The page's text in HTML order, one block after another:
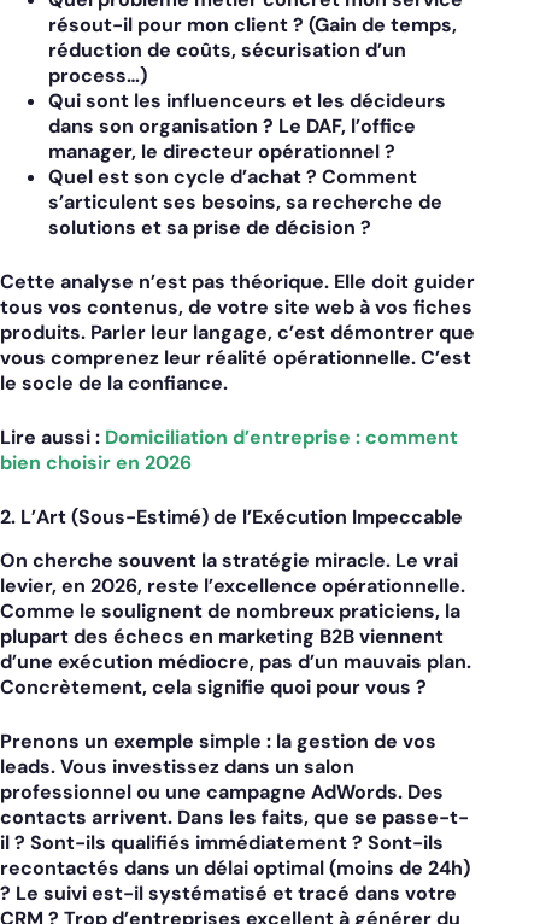
résout-il pour mon client ? (Gain de temps,
réduction de coûts, sécurisation d’un
process…)
Qui sont les influenceurs et les décideurs
dans son organisation ? Le DAF, l’office
manager, le directeur opérationnel ?
Quel est son cycle d’achat ? Comment
s’articulent ses besoins, sa recherche de
solutions et sa prise de décision ?
Cette analyse n’est pas théorique. Elle doit guider
tous vos contenus, de votre site web à vos fiches
produits. Parler leur langage, c’est démontrer que
vous comprenez leur réalité opérationnelle. C’est
le socle de la confiance.
Lire aussi : Domiciliation d’entreprise : comment
bien choisir en 2026
2. L’Art (Sous-Estimé) de l’Exécution Impeccable
On cherche souvent la stratégie miracle. Le vrai
levier, en 2026, reste l’excellence opérationnelle.
Comme le soulignent de nombreux praticiens, la
plupart des échecs en marketing B2Bviennent
d’une exécution médiocre, pas d’un mauvais plan.
Concrètement, cela signifie quoi pour vous ?
Prenons un exemple simple : la gestion de vos
leads. Vous investissez dans un salon
professionnel ou une campagne AdWords. Des
contacts arrivent. Dans les faits, que se passe-t-
il ? Sont-ils qualifiés immédiatement ? Sont-ils
recontactés dans un délai optimal (moins de 24h)
? Le suivi est-il systématisé et tracé dans votre
CRM ? Trop d’entreprises excellent à générer du